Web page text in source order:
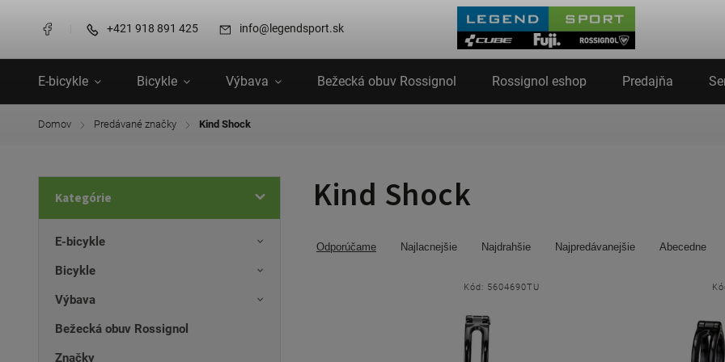
+421 918 891 425 info@legendsport.sk
E-bicykle Bicykle Výbava Bežecká obuv Rossignol Rossignol eshop Predajňa
Domov / Predávané značky / Kind Shock
Kategórie
E-bicykle
Bicykle
Výbava
Bežecká obuv Rossignol
Značky
Kind Shock
Odporúčame Najlacnejšie Najdrahšie Najpredávanejšie Abecedne
Kód: 5604690TU